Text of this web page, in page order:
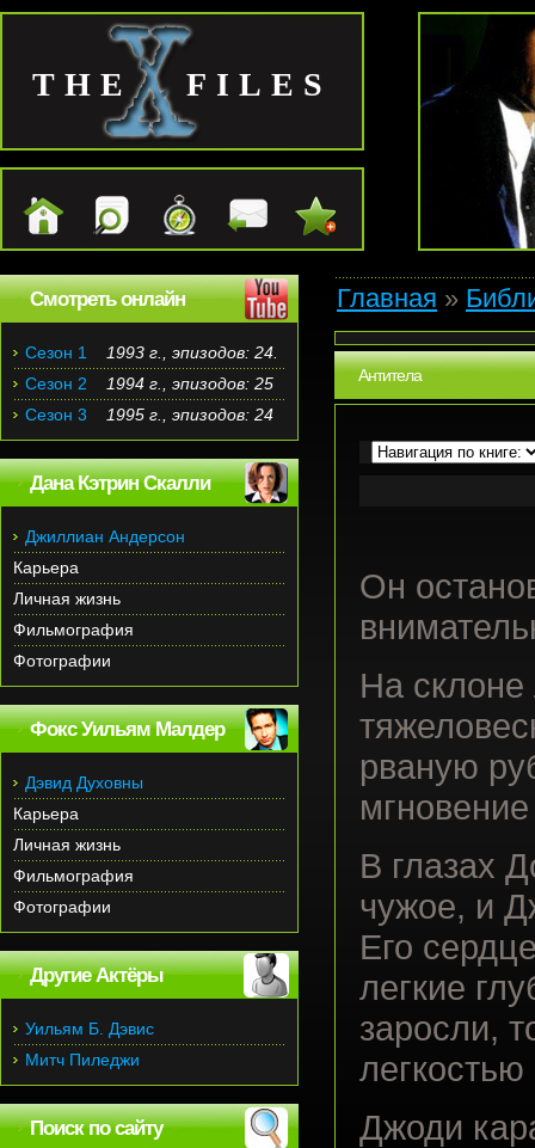
THE FILES
Главная »
Антитела
Он
На склоне
рваную
В глазах
чужое, и
Его
легкие
заросли,
Джоди
Смотреть онлайн
Сезон 1
1993 г., эпизодов: 24.
Сезон 2
1994 г., эпизодов: 25
Сезон 3
1995 г., эпизодов: 24
Дана Кэтрин Скалли
Джиллиан Андерсон
Карьера
Личная жизнь
Фильмография
Фотографии
Фокс Уильям Малдер
Дэвид Духовны
Карьера
Личная жизнь
Фильмография
Фотографии
Другие Актёры
Уильям Б. Дэвис
Митч Пиледжи
Поиск по сайту